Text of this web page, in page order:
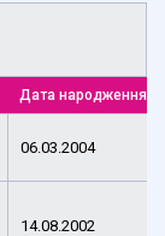
Дата народження
06.03.2004
14.08.2002